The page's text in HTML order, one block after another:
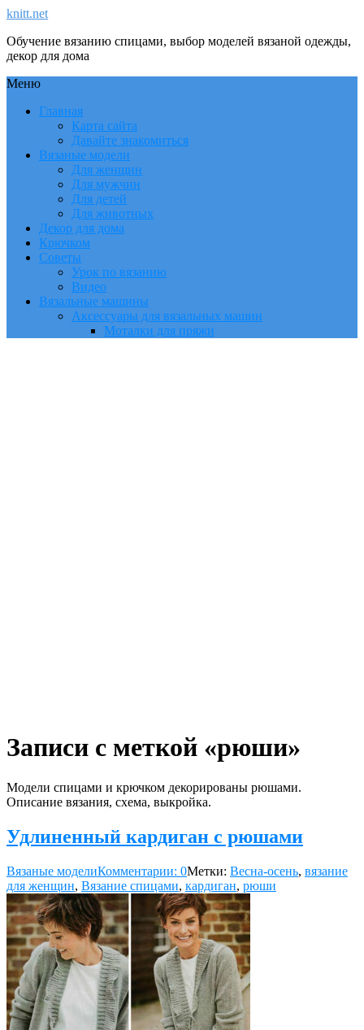
knitt.net
Обучение вязанию спицами, выбор моделей вязаной одежды,
декор для дома
Меню
Главная
Карта сайта
Давайте знакомиться
Вязаные модели
Для женщин
Для мужчин
Для детей
Для животных
Декор для дома
Крючком
Советы
Урок по вязанию
Видео
Вязальные машины
Аксессуары для вязальных машин
Моталки для пряжи
Записи с меткой «рюши»
Модели спицами и крючком декорированы рюшами.
Описание вязания, схема, выкройка.
Удлиненный кардиган с рюшами
Вязаные моделиКомментарии: 0Метки: Весна-осень, вязание
для женщин, Вязание спицами, кардиган, рюши